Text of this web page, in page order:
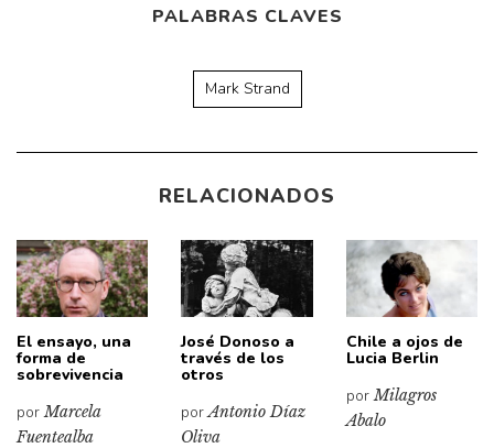
PALABRAS CLAVES
Mark Strand
RELACIONADOS
El ensayo, una
forma de
sobrevivencia
porMarcela
Fuentealba
José Donoso a
través de los
otros
porAntonio Díaz
Oliva
Chile a ojos de
Lucia Berlin
porMilagros
Abalo